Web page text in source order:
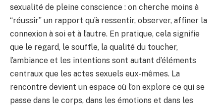
sexualité de pleine conscience : on cherche moins à
“réussir” un rapport qu’à ressentir, observer, affiner la
connexion à soi et à l’autre. En pratique, cela signifie
que le regard, le souffle, la qualité du toucher,
l’ambiance et les intentions sont autant d’éléments
centraux que les actes sexuels eux-mêmes. La
rencontre devient un espace où l’on explore ce qui se
passe dans le corps, dans les émotions et dans les